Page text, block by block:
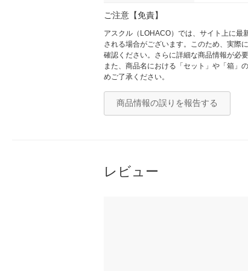
ご注意【免責】
アスクル（LOHACO）では、サイト上に
される場合がございます。このため、実際
確認ください。さらに詳細な商品情報が必
また、商品名における「セット」や「箱」
めご了承ください。
商品情報の誤りを報告する
レビュー